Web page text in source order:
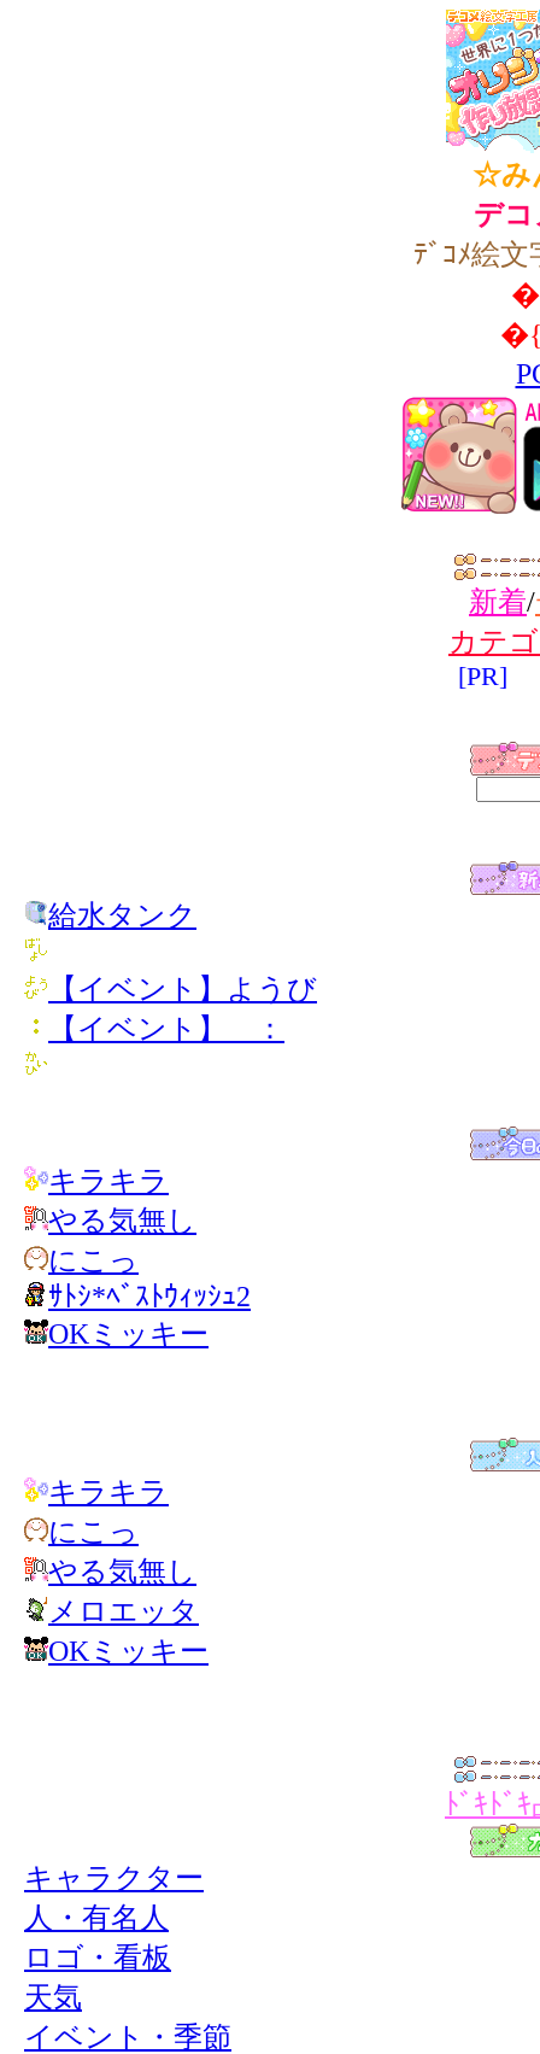
☆み
デコ
ﾃﾞｺﾒ絵文
新着/
カテ
[PR]
給水タンク
【イベント】ようび
【イベント】 ：
キラキラ
やる気無し
にこっ
ｻﾄｼ*ﾍﾞｽﾄｳｨｯｼｭ2
OKミッキー
キラキラ
にこっ
やる気無し
メロエッタ
OKミッキー
ﾄﾞｷﾄﾞ
キャラクター
人・有名人
ロゴ・看板
天気
イベント・季節